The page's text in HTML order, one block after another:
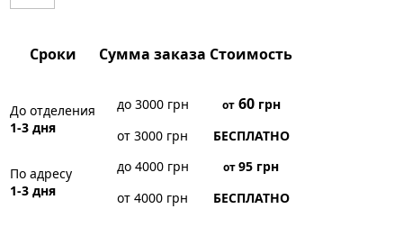
Сроки Сумма заказа Стоимость
До отделения
1-3 дня
до 3000 грн от60грн
от 3000 грн
БЕСПЛАТНО
По адресу
1-3 дня
до 4000 грн от95 грн
от 4000 грн
БЕСПЛАТНО